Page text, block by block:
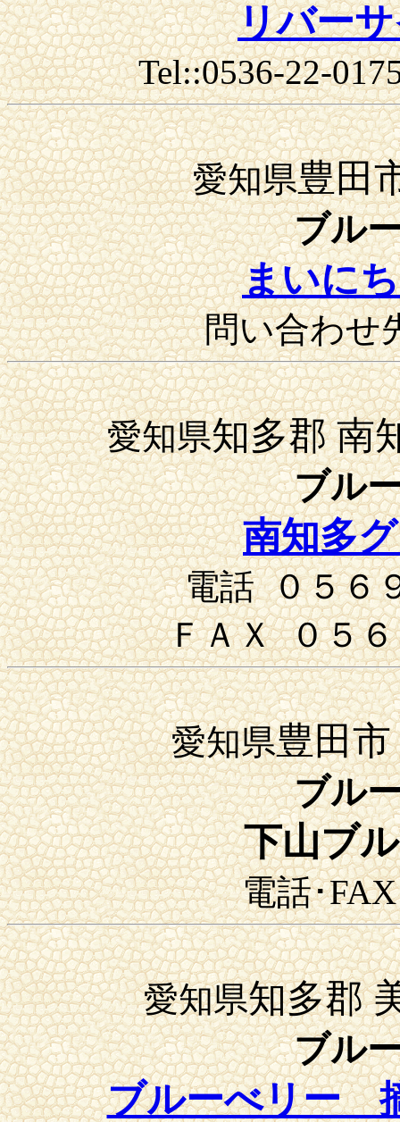
リバー
Tel::0536-22-
愛知県豊田
ブル
まいに
問い合わせ
愛知県知多郡 南
ブル
南知多
電話 ０５６
ＦＡＸ ０５
愛知県豊田
ブル
下山ブ
電話･
愛知県知多郡
ブル
ブルーべリー